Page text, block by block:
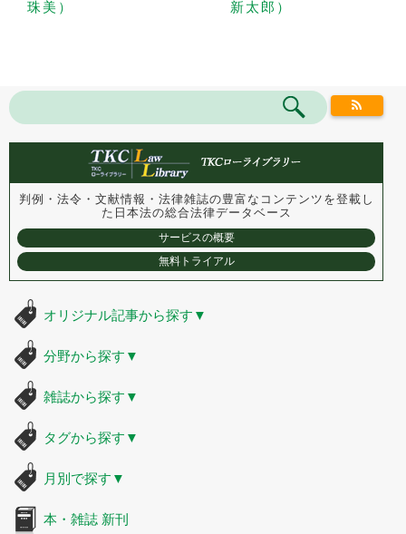
珠美） 新太郎）
判例・法令・文献情報・法律雑誌の豊富なコンテンツを登載し
た 日本法の総合法律データベース
サービスの概要
無料トライアル
オリジナル記事から探す ▼
分野から探す ▼
雑誌から探す ▼
タグから探す ▼
月別で探す ▼
本・雑誌 新刊